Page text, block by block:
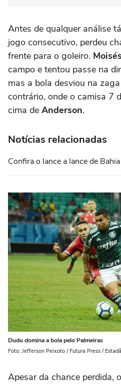
Antes de qualquer análise
jogo consecutivo, perdeu
frente para o goleiro. Moisés
campo e tentou passe na
mas a bola desviou na
contrário, onde o camisa 7
cima de Anderson.
Notícias relacionadas
Confira o lance a lance de
Dudu domina a bola pelo Palmeiras
Foto: Jefferson Peixoto / Futura Press /
Apesar da chance perdida,